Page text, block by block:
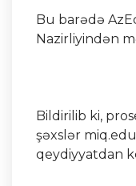
Bu barədə
Nazirliyindən
Bildirilib ki,
şəxslər
qeydiyyatdan